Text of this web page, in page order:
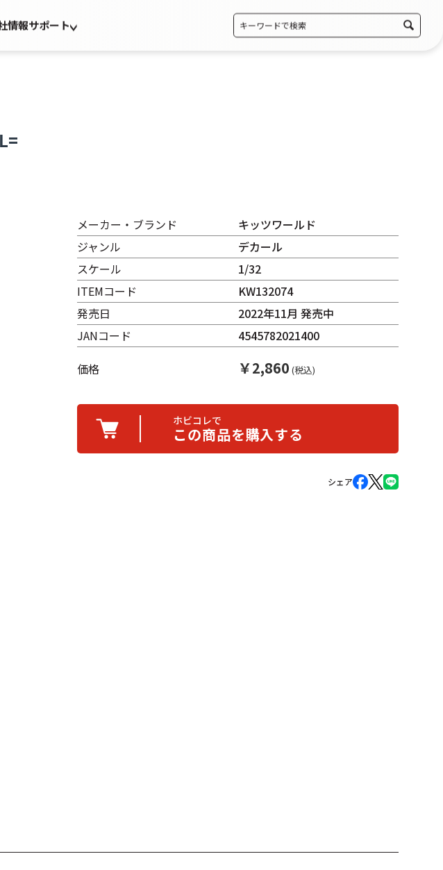
情報サポート
メーカー・ブランド
キッツワールド
ジャンル
デカール
スケール
1/32
ITEMコード
KW132074
発売日
2022年11月 発売中
JANコード
4545782021400
価格
￥2,860 (税込)
ホビコレで
この商品を購入する
シェア